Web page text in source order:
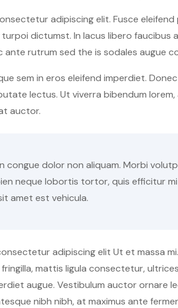
adipiscing elit. Fusce
dictumst. In lacus libero faucibus
ante rutrum sed the is sodales augue
sem in eros eleifend imperdiet.
lectus. Ut viverra bibendum
auctor.
congue dolor non aliquam. Morbi
neque lobortis tortor, quis efficitur
amet est vehicula.
adipiscing elit Ut et massa
mattis ligula consectetur,
augue. Vestibulum auctor ornare
nibh nibh, at maximus ante